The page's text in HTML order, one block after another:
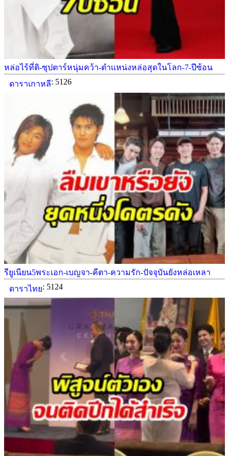
หล่อไร้ที่ติ-ซุปตาร์หนุ่มคว้า-ตำเเหน่งหล่อสุดในโลก-7-ปีซ้อน
ดาราเกาหลี: 5126
รียูเนียน5พระเอก-เบญจา-คีตา-ความรัก-ปัจจุบันยังหล่อเหลา
ดาราไทย: 5124